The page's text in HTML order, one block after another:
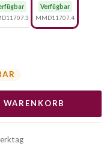
Verfügbar
MMD11707.4